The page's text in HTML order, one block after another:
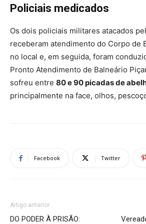
Policiais medicados
Os dois policiais militares atacados
receberam atendimento do Corpo de
no local e, em seguida, foram
Pronto Atendimento de Balneário
sofreu entre 80 e 90 picadas de
principalmente na face, olhos,
Facebook Twitter
Artigo anterior
DO PODER À PRISÃO: